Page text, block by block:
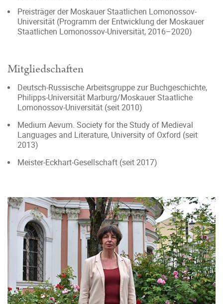
Preisträger der Moskauer Staatlichen Lomonossov-
Universität (Programm der Entwicklung der Moskauer
Staatlichen Lomonossov-Universität, 2016–2020)
Mitgliedschaften
Deutsch-Russische Arbeitsgruppe zur Buchgeschichte,
Philipps-Universität Marburg/Moskauer Staatliche
Lomonossov-Universität (seit 2010)
Medium Aevum. Society for the Study of Medieval
Languages and Literature, University of Oxford (seit
2013)
Meister-Eckhart-Gesellschaft (seit 2017)